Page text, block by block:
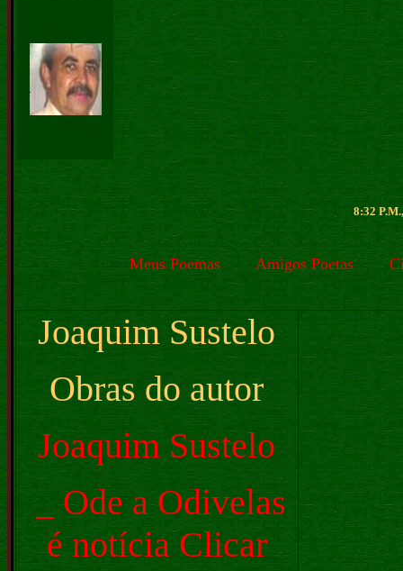
8:32
Meus Poemas Amigos Poetas
Joaquim Sustelo
Obras do autor
Joaquim Sustelo
_ Ode a Odivelas
é notícia Clicar